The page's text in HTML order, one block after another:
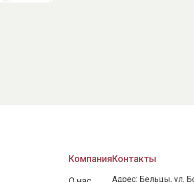
КомпанияКонтакты
Адрес: Бельцы, ул.